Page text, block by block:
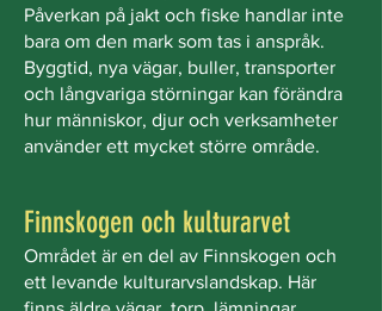
Påverkan på jakt och fiske handlar inte
bara om den mark som tas i anspråk.
Byggtid, nya vägar, buller, transporter
och långvariga störningar kan förändra
hur människor, djur och verksamheter
använder ett mycket större område.
Finnskogen och kulturarvet
Området är en del av Finnskogen och
ett levande kulturarvslandskap. Här